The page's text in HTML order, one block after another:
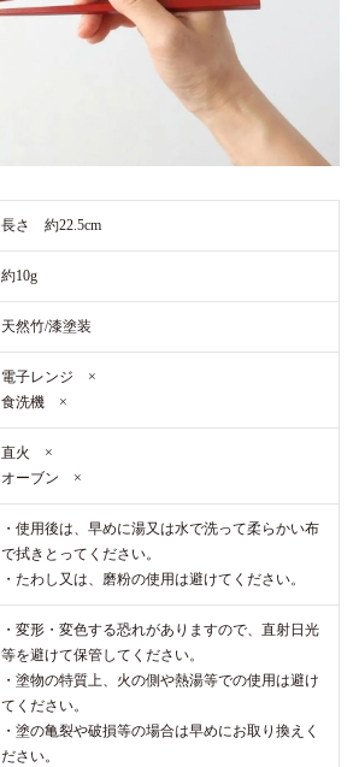
長さ 約22.5cm
約10g
天然竹/漆塗装
電子レンジ ×
食洗機 ×
直火 ×
オーブン ×
・使用後は、早めに湯又は水で洗って柔らかい布
で拭きとってください。
・たわし又は、磨粉の使用は避けてください。
・変形・変色する恐れがありますので、直射日光
等を避けて保管してください。
・塗物の特質上、火の側や熱湯等での使用は避け
てください。
・塗の亀裂や破損等の場合は早めにお取り換えく
ださい。